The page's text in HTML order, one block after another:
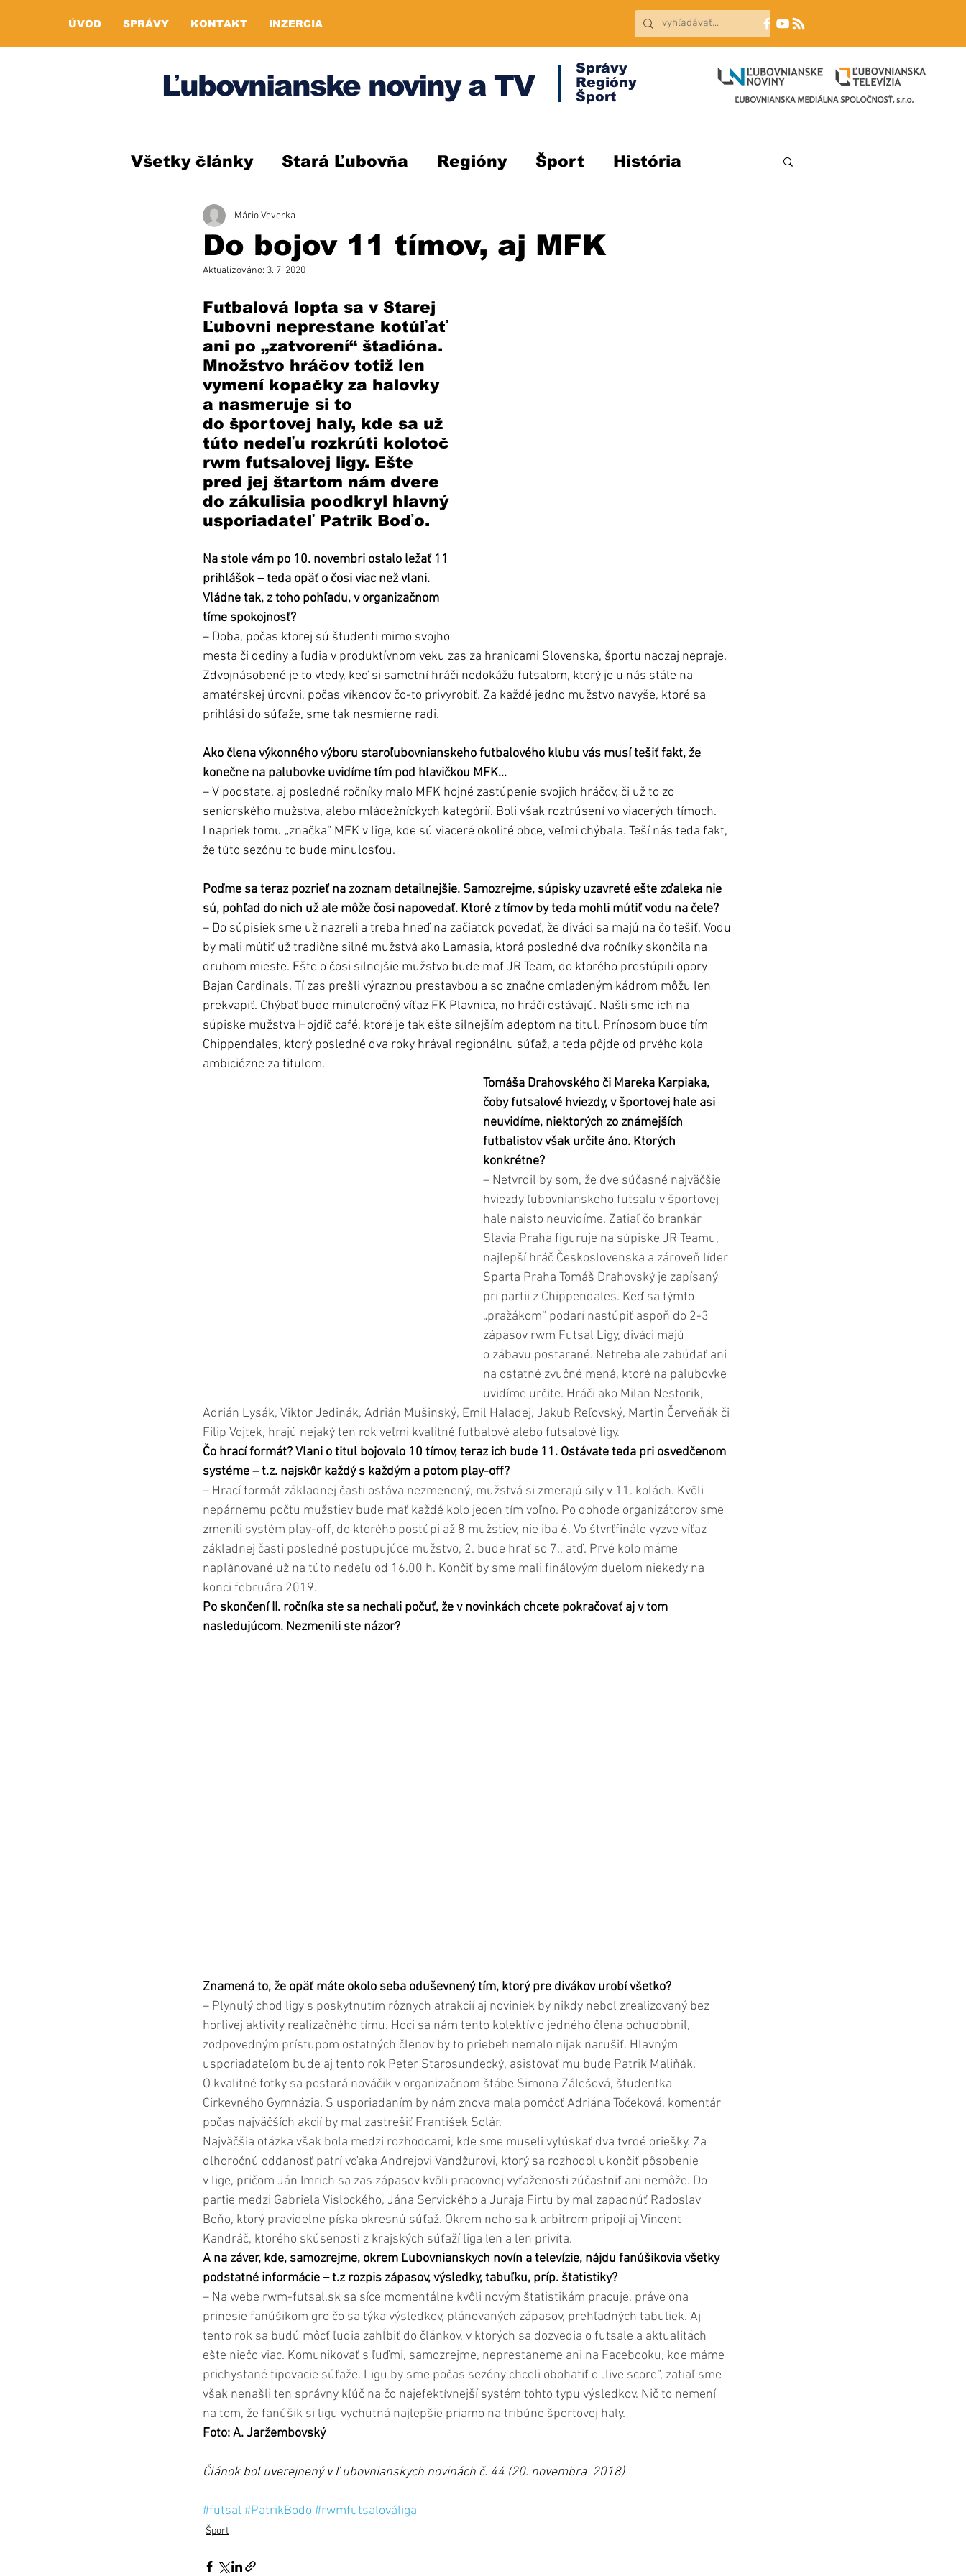
ÚVOD SPRÁVY KONTAKT INZERCIA
Ľubovnianske noviny a TV
Správy
Regióny
Šport
Všetky články Stará Ľubovňa Regióny Šport História
Do bojov 11 tímov, aj MFK
Mário Veverka
Aktualizováno: 3. 7. 2020
Futbalová lopta sa v Starej
Ľubovni neprestane kotúľať
ani po „zatvorení“ štadióna.
Množstvo hráčov totiž len
vymení kopačky za halovky
a nasmeruje si to
do športovej haly, kde sa už
túto nedeľu rozkrúti kolotoč
rwm futsalovej ligy. Ešte
pred jej štartom nám dvere
do zákulisia poodkryl hlavný
usporiadateľ Patrik Boďo.
Na stole vám po 10. novembri ostalo ležať 11
prihlášok – teda opäť o čosi viac než vlani.
Vládne tak, z toho pohľadu, v organizačnom
tíme spokojnosť?
– Doba, počas ktorej sú študenti mimo svojho
mesta či dediny a ľudia v produktívnom veku zas za hranicami Slovenska, športu naozaj nepraje.
Zdvojnásobené je to vtedy, keď si samotní hráči nedokážu futsalom, ktorý je u nás stále na
amatérskej úrovni, počas víkendov čo-to privyrobiť. Za každé jedno mužstvo navyše, ktoré sa
prihlási do súťaže, sme tak nesmierne radi.
Ako člena výkonného výboru staroľubovnianskeho futbalového klubu vás musí tešiť fakt, že
konečne na palubovke uvidíme tím pod hlavičkou MFK…
– V podstate, aj posledné ročníky malo MFK hojné zastúpenie svojich hráčov, či už to zo
seniorského mužstva, alebo mládežníckych kategórií. Boli však roztrúsení vo viacerých tímoch.
I napriek tomu „značka“ MFK v lige, kde sú viaceré okolité obce, veľmi chýbala. Teší nás teda fakt,
že túto sezónu to bude minulosťou.
Poďme sa teraz pozrieť na zoznam detailnejšie. Samozrejme, súpisky uzavreté ešte zďaleka nie
sú, pohľad do nich už ale môže čosi napovedať. Ktoré z tímov by teda mohli mútiť vodu na čele?
– Do súpisiek sme už nazreli a treba hneď na začiatok povedať, že diváci sa majú na čo tešiť. Vodu
by mali mútiť už tradične silné mužstvá ako Lamasia, ktorá posledné dva ročníky skončila na
druhom mieste. Ešte o čosi silnejšie mužstvo bude mať JR Team, do ktorého prestúpili opory
Bajan Cardinals. Tí zas prešli výraznou prestavbou a so značne omladeným kádrom môžu len
prekvapiť. Chýbať bude minuloročný víťaz FK Plavnica, no hráči ostávajú. Našli sme ich na
súpiske mužstva Hojdič café, ktoré je tak ešte silnejším adeptom na titul. Prínosom bude tím
Chippendales, ktorý posledné dva roky hrával regionálnu súťaž, a teda pôjde od prvého kola
ambiciózne za titulom.
Tomáša Drahovského či Mareka Karpiaka,
čoby futsalové hviezdy, v športovej hale asi
neuvidíme, niektorých zo známejších
futbalistov však určite áno. Ktorých
konkrétne?
– Netvrdil by som, že dve súčasné najväčšie
hviezdy ľubovnianskeho futsalu v športovej
hale naisto neuvidíme. Zatiaľ čo brankár
Slavia Praha figuruje na súpiske JR Teamu,
najlepší hráč Československa a zároveň líder
Sparta Praha Tomáš Drahovský je zapísaný
pri partii z Chippendales. Keď sa týmto
„pražákom“ podarí nastúpiť aspoň do 2-3
zápasov rwm Futsal Ligy, diváci majú
o zábavu postarané. Netreba ale zabúdať ani
na ostatné zvučné mená, ktoré na palubovke
uvidíme určite. Hráči ako Milan Nestorik,
Adrián Lysák, Viktor Jedinák, Adrián Mušinský, Emil Haladej, Jakub Reľovský, Martin Červeňák či
Filip Vojtek, hrajú nejaký ten rok veľmi kvalitné futbalové alebo futsalové ligy.
Čo hrací formát? Vlani o titul bojovalo 10 tímov, teraz ich bude 11. Ostávate teda pri osvedčenom
systéme – t.z. najskôr každý s každým a potom play-off?
– Hrací formát základnej časti ostáva nezmenený, mužstvá si zmerajú sily v 11. kolách. Kvôli
nepárnemu počtu mužstiev bude mať každé kolo jeden tím voľno. Po dohode organizátorov sme
zmenili systém play-off, do ktorého postúpi až 8 mužstiev, nie iba 6. Vo štvrťfinále vyzve víťaz
základnej časti posledné postupujúce mužstvo, 2. bude hrať so 7., atď. Prvé kolo máme
naplánované už na túto nedeľu od 16.00 h. Končiť by sme mali finálovým duelom niekedy na
konci februára 2019.
Po skončení II. ročníka ste sa nechali počuť, že v novinkách chcete pokračovať aj v tom
nasledujúcom. Nezmenili ste názor?
Znamená to, že opäť máte okolo seba oduševnený tím, ktorý pre divákov urobí všetko?
– Plynulý chod ligy s poskytnutím rôznych atrakcií aj noviniek by nikdy nebol zrealizovaný bez
horlivej aktivity realizačného tímu. Hoci sa nám tento kolektív o jedného člena ochudobnil,
zodpovedným prístupom ostatných členov by to priebeh nemalo nijak narušiť. Hlavným
usporiadateľom bude aj tento rok Peter Starosundecký, asistovať mu bude Patrik Maliňák.
O kvalitné fotky sa postará nováčik v organizačnom štábe Simona Zálešová, študentka
Cirkevného Gymnázia. S usporiadaním by nám znova mala pomôcť Adriána Točeková, komentár
počas najväčších akcií by mal zastrešiť František Solár.
Najväčšia otázka však bola medzi rozhodcami, kde sme museli vylúskať dva tvrdé oriešky. Za
dlhoročnú oddanosť patrí vďaka Andrejovi Vandžurovi, ktorý sa rozhodol ukončiť pôsobenie
v lige, pričom Ján Imrich sa zas zápasov kvôli pracovnej vyťaženosti zúčastniť ani nemôže. Do
partie medzi Gabriela Vislockého, Jána Servického a Juraja Firtu by mal zapadnúť Radoslav
Beňo, ktorý pravidelne píska okresnú súťaž. Okrem neho sa k arbitrom pripojí aj Vincent
Kandráč, ktorého skúsenosti z krajských súťaží liga len a len privíta.
A na záver, kde, samozrejme, okrem Ľubovnianskych novín a televízie, nájdu fanúšikovia všetky
podstatné informácie – t.z rozpis zápasov, výsledky, tabuľku, príp. štatistiky?
– Na webe rwm-futsal.sk sa síce momentálne kvôli novým štatistikám pracuje, práve ona
prinesie fanúšikom gro čo sa týka výsledkov, plánovaných zápasov, prehľadných tabuliek. Aj
tento rok sa budú môcť ľudia zahĺbiť do článkov, v ktorých sa dozvedia o futsale a aktualitách
ešte niečo viac. Komunikovať s ľuďmi, samozrejme, neprestaneme ani na Facebooku, kde máme
prichystané tipovacie súťaže. Ligu by sme počas sezóny chceli obohatiť o „live score“, zatiaľ sme
však nenašli ten správny kľúč na čo najefektívnejší systém tohto typu výsledkov. Nič to nemení
na tom, že fanúšik si ligu vychutná najlepšie priamo na tribúne športovej haly.
Foto: A. Jaržembovský
Článok bol uverejnený v Ľubovnianskych novinách č. 44 (20. novembra  2018)
#futsal #PatrikBoďo #rwmfutsalováliga
Šport